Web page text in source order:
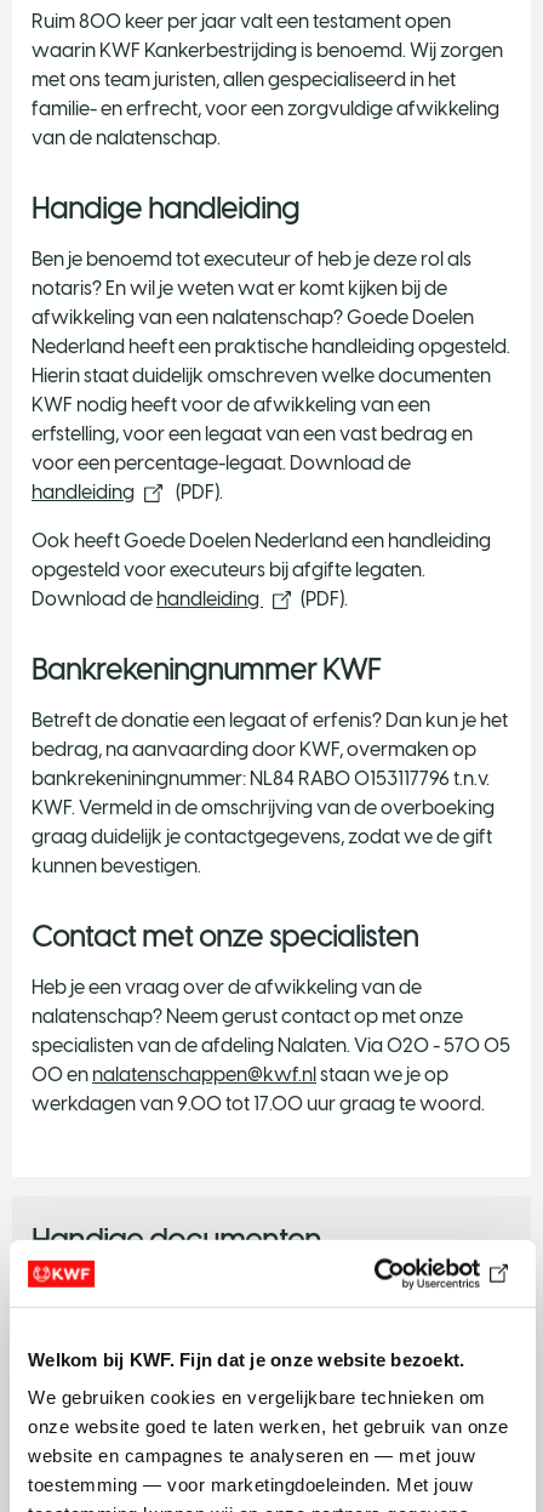
Welkom bij KWF. Fijn dat je onze website bezoekt.
We gebruiken cookies en vergelijkbare technieken om
onze website goed te laten werken, het gebruik van onze
website en campagnes te analyseren en — met jouw
toestemming — voor marketingdoeleinden. Met jouw
Ruim 800 keer per jaar valt een testament open
waarin KWF Kankerbestrijding is benoemd. Wij zorgen
met ons team juristen, allen gespecialiseerd in het
familie- en erfrecht, voor een zorgvuldige afwikkeling
van de nalatenschap.
Handige handleiding
Ben je benoemd tot executeur of heb je deze rol als
notaris? En wil je weten wat er komt kijken bij de
afwikkeling van een nalatenschap? Goede Doelen
Nederland heeft een praktische handleiding opgesteld.
Hierin staat duidelijk omschreven welke documenten
KWF nodig heeft voor de afwikkeling van een
erfstelling, voor een legaat van een vast bedrag en
voor een percentage-legaat. Download de
handleiding
(PDF).
Ook heeft Goede Doelen Nederland een handleiding
opgesteld voor executeurs bij afgifte legaten.
Download de handleiding (PDF).
Bankrekeningnummer KWF
Betreft de donatie een legaat of erfenis? Dan kun je het
bedrag, na aanvaarding door KWF, overmaken op
bankrekeniningnummer: NL84 RABO 0153117796 t.n.v.
KWF. Vermeld in de omschrijving van de overboeking
graag duidelijk je contactgegevens, zodat we de gift
kunnen bevestigen.
Contact met onze specialisten
Heb je een vraag over de afwikkeling van de
nalatenschap? Neem gerust contact op met onze
specialisten van de afdeling Nalaten. Via 020 - 570 05
00 en nalatenschappen@kwf.nlstaan we je op
werkdagen van 9.00 tot 17.00 uur graag te woord.
Handige documenten
Specifieke wensen van goede doelen-erfgenamen
ANBI
Wil je meer weten?